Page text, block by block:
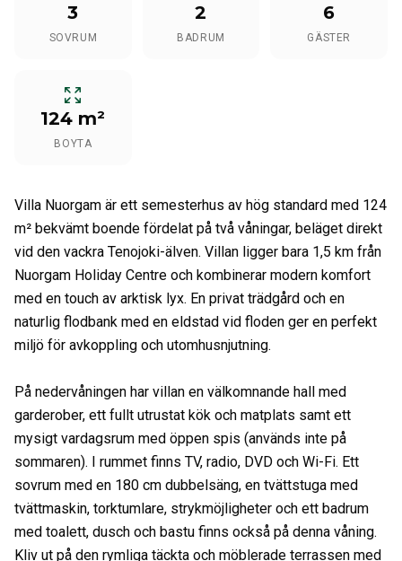
3
SOVRUM
2
BADRUM
6
GÄSTER
124 m²
BOYTA
Villa Nuorgam är ett semesterhus av hög standard med 124
m² bekvämt boende fördelat på två våningar, beläget direkt
vid den vackra Tenojoki-älven. Villan ligger bara 1,5 km från
Nuorgam Holiday Centre och kombinerar modern komfort
med en touch av arktisk lyx. En privat trädgård och en
naturlig flodbank med en eldstad vid floden ger en perfekt
miljö för avkoppling och utomhusnjutning.
På nedervåningen har villan en välkomnande hall med
garderober, ett fullt utrustat kök och matplats samt ett
mysigt vardagsrum med öppen spis (används inte på
sommaren). I rummet finns TV, radio, DVD och Wi-Fi. Ett
sovrum med en 180 cm dubbelsäng, en tvättstuga med
tvättmaskin, torktumlare, strykmöjligheter och ett badrum
med toalett, dusch och bastu finns också på denna våning.
Kliv ut på den rymliga täckta och möblerade terrassen med